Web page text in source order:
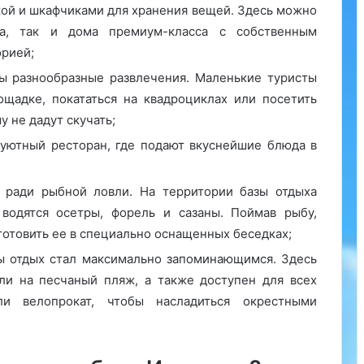
и шкафчиками для хранения вещей. Здесь можно
так и дома премиум-класса с собственным
развлечения. Маленькие туристы
покататься на квадроциклах или посетить
дадут скучать;
ресторан, где подают вкуснейшие блюда в
рыбной ловли. На территории базы отдыха
осетры, форель и сазаны. Поймав рыбу,
ее в специально оснащенных беседках;
отдых стал максимально запоминающимся. Здесь
на песчаный пляж, а также доступен для всех
велопрокат, чтобы насладиться окрестными